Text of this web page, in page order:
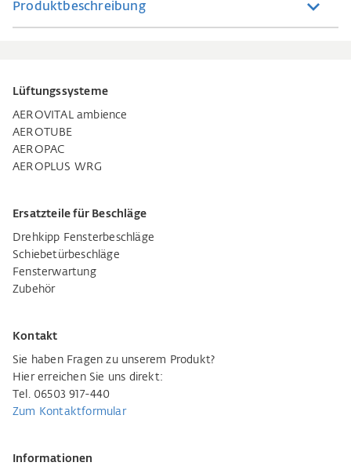
Produktbeschreibung
Lüftungssysteme
AEROVITAL ambience
AEROTUBE
AEROPAC
AEROPLUS WRG
Ersatzteile für Beschläge
Drehkipp Fensterbeschläge
Schiebetürbeschläge
Fensterwartung
Zubehör
Kontakt
Sie haben Fragen zu unserem Produkt?
Hier erreichen Sie uns direkt:
Tel. 06503 917-440
Zum Kontaktformular
Informationen